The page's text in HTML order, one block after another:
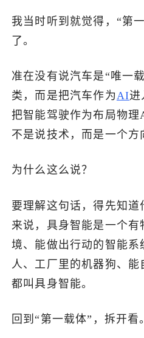
我当时听到就觉得，“第
了。
准在没有说汽车是“唯一
类，而是把汽车作为AI进
把智能驾驶作为布局物
不是说技术，而是一个方
为什么这么说？
要理解这句话，得先知
来说，具身智能是一个有
境、能做出行动的智能
人、工厂里的机器狗、能
都叫具身智能。
回到“第一载体”，拆开看